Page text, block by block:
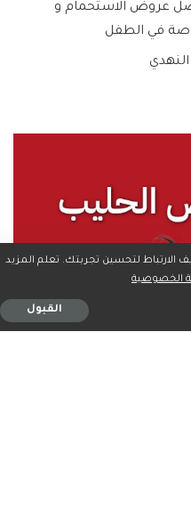
عروض الاستحمام و
في الطفل
الارتباط لتحسين تجربتك. تعلم المزيد
الخصوصية
القبول